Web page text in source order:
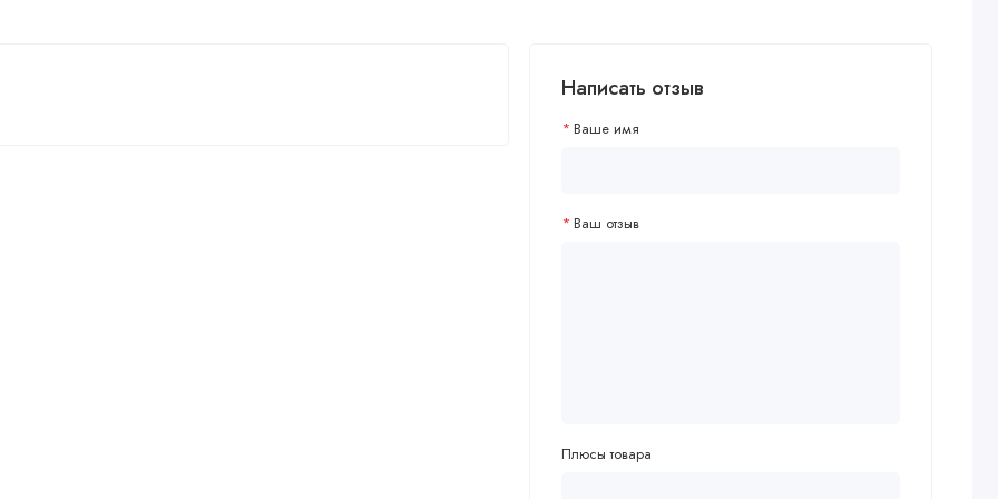
Написать отзыв
Ваше имя
Ваш отзыв
Плюсы товара